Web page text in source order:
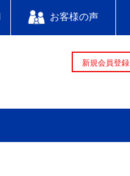
お客様の声
新規会員登録